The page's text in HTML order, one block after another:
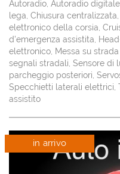
Autoradio, Autoradio
lega, Chiusura
elettronico della corsia,
d'emergenza assistita,
elettronico, Messa su
segnali stradali, Sensore di
parcheggio posteriori,
Specchietti laterali elettrici,
assistito
in arrivo